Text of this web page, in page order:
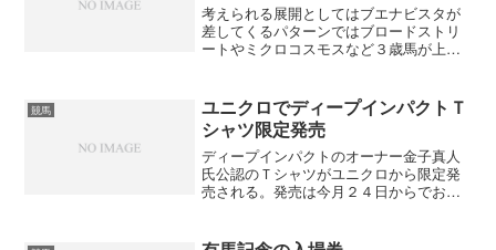
考えられる展開としてはブエナビスタが
差してくるパターンではブロードストリ
ートやミクロコスモスなど３歳馬が上位
セスやリトルアマポーラなどがくると思
う。どちらの展開になるか...
競馬
ユニクロでディープインパクトＴ
シャツ限定発売
ディープインパクトのオーナー金子真人
氏公認のＴシャツがユニクロから限定発
売される。発売は今月２４日からでお値
インパクトファンは早めに買わないと無